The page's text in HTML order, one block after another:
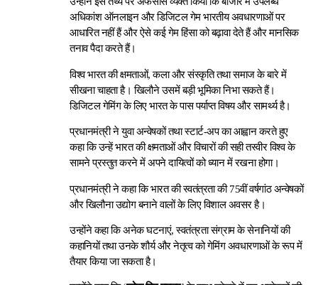
अधिकांश ऑनलाइन और डिजिटल गेम भारतीय अवधारणाओं पर
आधारित नहीं हैं और ऐसे कई गेम हिंसा को बढ़ावा देते हैं और मानसिक
तनाव पैदा करते हैं।
विश्व भारत की क्षमताओं, कला और संस्कृति तथा समाज के बारे में
सीखना चाहता है। खिलौने उसमें बड़ी भूमिका निभा सकते हैं।
डिजिटल गेमिंग के लिए भारत के पास पर्याप्त विषय और सामर्थ्य है।
प्रधानमंत्री ने युवा अन्वेषकों तथा स्टार्ट-अप का आह्वान करते हुए
कहा कि उन्हें भारत की क्षमताओं और विचारों की सही तस्वीर विश्व के
सामने प्रस्तुत करने में अपने दायित्वों को ध्यान में रखना होगा।
प्रधानमंत्री ने कहा कि भारत की स्वतंत्रता की 75वीं वर्षगांठ अन्वेषकों
और खिलौना उद्योग बनाने वालों के लिए विशाल अवसर है।
उन्होंने कहा कि अनेक घटनाएं, स्वतंत्रता संग्राम के सेनानियों की
कहानियों तथा उनके शौर्य और नेतृत्व को गेमिंग अवधारणाओं के रूप में
तैयार किया जा सकता है।